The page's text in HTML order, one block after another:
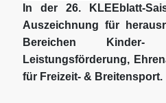
In der 26. KLEEblatt-
Auszeichnung für
Bereichen Kinder-
Leistungsförderung,
für Freizeit- & Breitensport.